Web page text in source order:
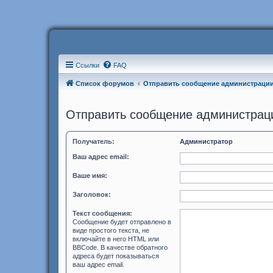
Ссылки FAQ
Список форумов Отправить сообщение
Отправить сообщение
Получатель: Администратор
Ваш адрес email:
Ваше имя:
Заголовок:
Текст сообщения:
Сообщение будет отправлено в
виде простого текста, не
включайте в него HTML или
BBCode. В качестве обратного
адреса будет показываться
ваш адрес email.